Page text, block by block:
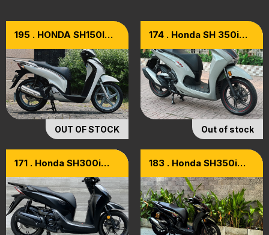
195 . HONDA SH150I
OUT OF STOCK
174 . Honda SH 350i
Tính]
Out of stock
171 . Honda SH300i
Có 20 Xe Ở VN]
183 . Honda SH350i
[ ODO Cọp ]